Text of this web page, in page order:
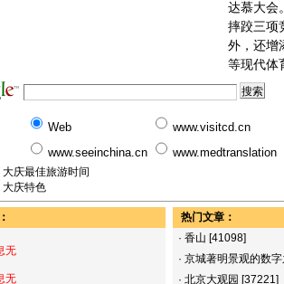
达慕大会
摔跤三项
外，还增
等现代体
Web
www.visitcd.cn
www.seeinchina.cn
www.medtranslation
大庆最佳旅游时间
大庆特色
无
无
热门文章：
· 香山 [41098]
· 京城著明景观的数字
· 北京大观园 [37221]